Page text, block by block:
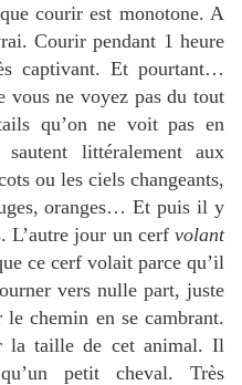
courir est monotone. A
Courir pendant 1 heure
captivant. Et pourtant…
vous ne voyez pas du tout
qu’on ne voit pas en
littéralement aux
ou les ciels changeants,
oranges… Et puis il y
L’autre jour un cerf volant
ce cerf volait parce qu’il
vers nulle part, juste
chemin en se cambrant.
la taille de cet animal. Il
petit cheval. Très